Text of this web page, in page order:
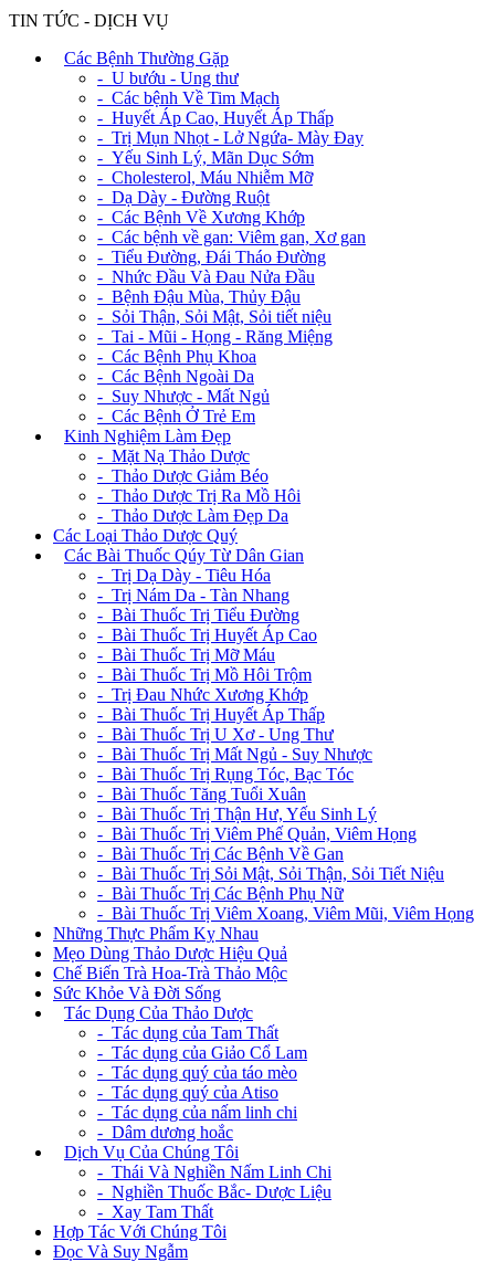
TIN TỨC - DỊCH VỤ
Các Bệnh Thường Gặp
- U bướu - Ung thư
- Các bệnh Về Tim Mạch
- Huyết Áp Cao, Huyết Áp Thấp
- Trị Mụn Nhọt - Lở Ngứa- Mày Đay
- Yếu Sinh Lý, Mãn Dục Sớm
- Cholesterol, Máu Nhiễm Mỡ
- Dạ Dày - Đường Ruột
- Các Bệnh Về Xương Khớp
- Các bệnh về gan: Viêm gan, Xơ gan
- Tiểu Đường, Đái Tháo Đường
- Nhức Đầu Và Đau Nửa Đầu
- Bệnh Đậu Mùa, Thủy Đậu
- Sỏi Thận, Sỏi Mật, Sỏi tiết niệu
- Tai - Mũi - Họng - Răng Miệng
- Các Bệnh Phụ Khoa
- Các Bệnh Ngoài Da
- Suy Nhược - Mất Ngủ
- Các Bệnh Ở Trẻ Em
Kinh Nghiệm Làm Đẹp
- Mặt Nạ Thảo Dược
- Thảo Dược Giảm Béo
- Thảo Dược Trị Ra Mồ Hôi
- Thảo Dược Làm Đẹp Da
Các Loại Thảo Dược Quý
Các Bài Thuốc Qúy Từ Dân Gian
- Trị Dạ Dày - Tiêu Hóa
- Trị Nám Da - Tàn Nhang
- Bài Thuốc Trị Tiểu Đường
- Bài Thuốc Trị Huyết Áp Cao
- Bài Thuốc Trị Mỡ Máu
- Bài Thuốc Trị Mồ Hôi Trộm
- Trị Đau Nhức Xương Khớp
- Bài Thuốc Trị Huyết Áp Thấp
- Bài Thuốc Trị U Xơ - Ung Thư
- Bài Thuốc Trị Mất Ngủ - Suy Nhược
- Bài Thuốc Trị Rụng Tóc, Bạc Tóc
- Bài Thuốc Tăng Tuổi Xuân
- Bài Thuốc Trị Thận Hư, Yếu Sinh Lý
- Bài Thuốc Trị Viêm Phế Quản, Viêm Họng
- Bài Thuốc Trị Các Bệnh Về Gan
- Bài Thuốc Trị Sỏi Mật, Sỏi Thận, Sỏi Tiết Niệu
- Bài Thuốc Trị Các Bệnh Phụ Nữ
- Bài Thuốc Trị Viêm Xoang, Viêm Mũi, Viêm Họng
Những Thực Phẩm Kỵ Nhau
Mẹo Dùng Thảo Dược Hiệu Quả
Chế Biến Trà Hoa-Trà Thảo Mộc
Sức Khỏe Và Đời Sống
Tác Dụng Của Thảo Dược
- Tác dụng của Tam Thất
- Tác dụng của Giảo Cổ Lam
- Tác dụng quý của táo mèo
- Tác dụng quý của Atiso
- Tác dụng của nấm linh chi
- Dâm dương hoắc
Dịch Vụ Của Chúng Tôi
- Thái Và Nghiền Nấm Linh Chi
- Nghiền Thuốc Bắc- Dược Liệu
- Xay Tam Thất
Hợp Tác Với Chúng Tôi
Đọc Và Suy Ngẫm